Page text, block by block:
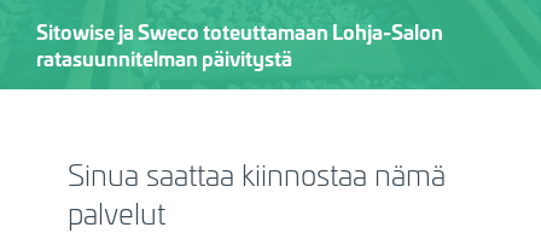
Sitowise ja Sweco toteuttamaan Lohja-Salon
ratasuunnitelman päivitystä
Sinua saattaa kiinnostaa nämä
palvelut